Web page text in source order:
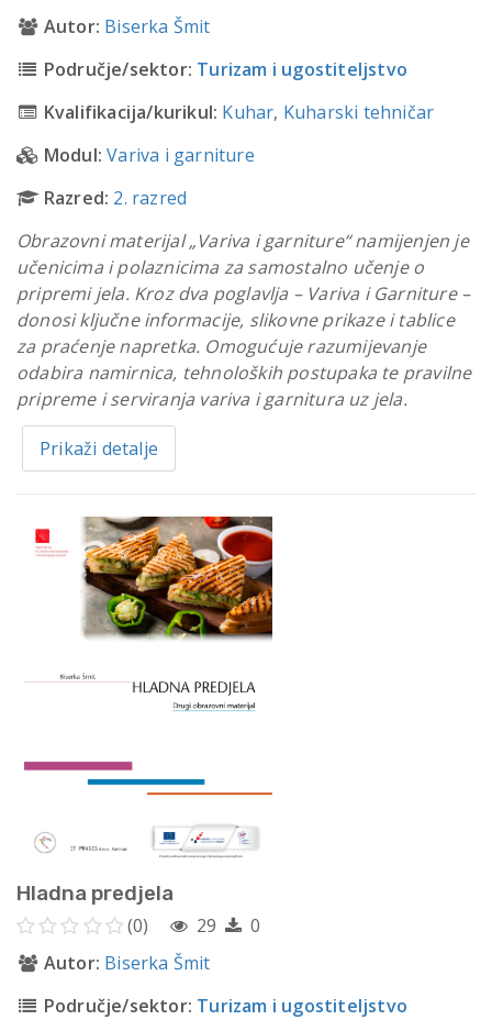
Autor: Biserka Šmit
Područje/sektor: Turizam i ugostiteljstvo
Kvalifikacija/kurikul: Kuhar, Kuharski tehničar
Modul: Variva i garniture
Razred: 2. razred
Obrazovni materijal „Variva i garniture“ namijenjen je
učenicima i polaznicima za samostalno učenje o
pripremi jela. Kroz dva poglavlja – Variva i Garniture –
donosi ključne informacije, slikovne prikaze i tablice
za praćenje napretka. Omogućuje razumijevanje
odabira namirnica, tehnoloških postupaka te pravilne
pripreme i serviranja variva i garnitura uz jela.
Prikaži detalje
Hladna predjela
(0) 29
0
Autor: Biserka Šmit
Područje/sektor: Turizam i ugostiteljstvo